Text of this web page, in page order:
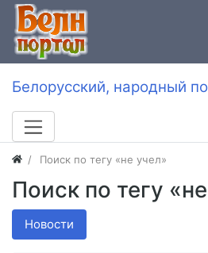
Белорусский, народный
Поиск по тегу «не учел»
Поиск по тегу
Новости